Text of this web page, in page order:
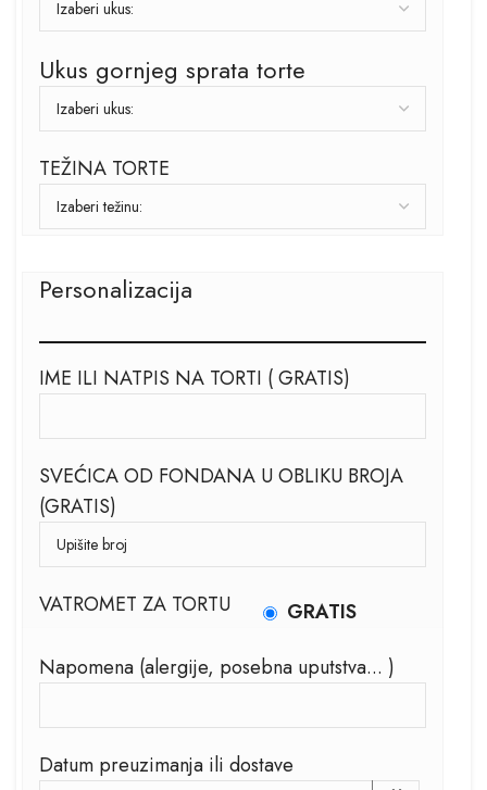
Ukus gornjeg sprata torte
TEŽINA TORTE
Personalizacija
IME ILI NATPIS NA TORTI ( GRATIS)
SVEĆICA OD FONDANA U OBLIKU BROJA
(GRATIS)
VATROMET ZA TORTU
GRATIS
Napomena (alergije, posebna uputstva... )
Datum preuzimanja ili dostave